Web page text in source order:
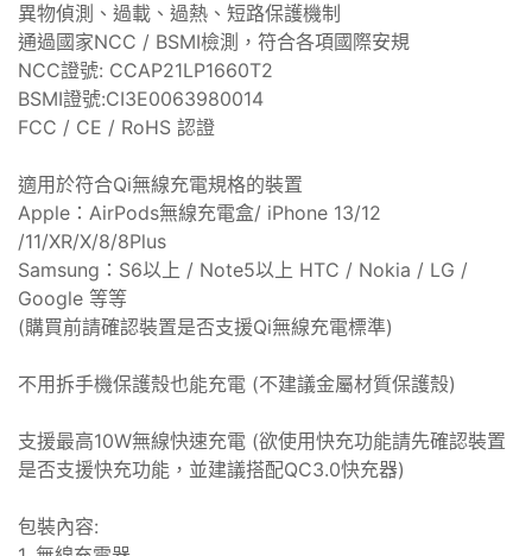
異物偵測、過載、過熱、短路保護機制
通過國家NCC / BSMI檢測，符合各項國際安規
NCC證號: CCAP21LP1660T2
BSMI證號:CI3E0063980014
FCC / CE / RoHS 認證
適用於符合Qi無線充電規格的裝置
Apple：AirPods無線充電盒/ iPhone 13/12
/11/XR/X/8/8Plus
Samsung：S6以上 / Note5以上 HTC / Nokia / LG /
Google 等等
(購買前請確認裝置是否支援Qi無線充電標準)
不用拆手機保護殼也能充電 (不建議金屬材質保護殼)
支援最高10W無線快速充電 (欲使用快充功能請先確認裝置
是否支援快充功能，並建議搭配QC3.0快充器)
包裝內容: